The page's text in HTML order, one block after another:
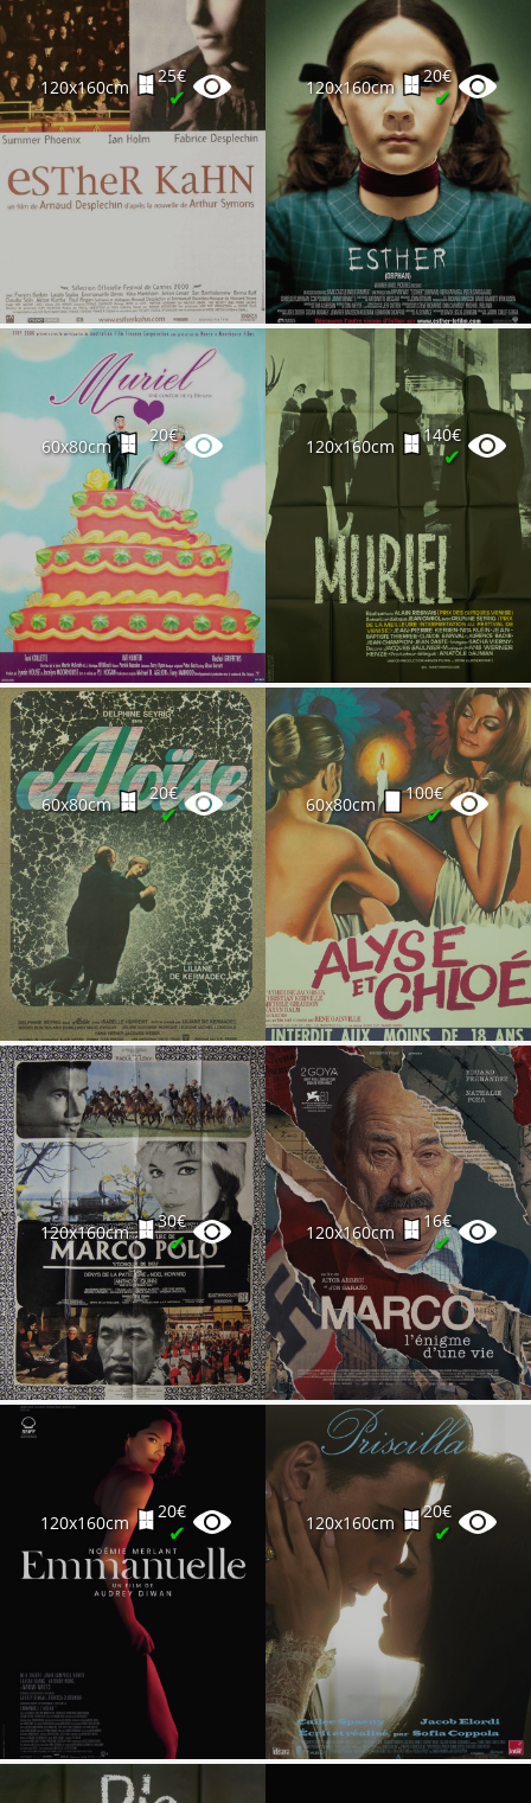
120x160cm
25€
✔ 120x160cm
20€
✔
60x80cm
20€
✔ 120x160cm
140€
✔
60x80cm
20€
✔ 60x80cm
100€
✔
120x160cm
30€
✔ 120x160cm
16€
✔
120x160cm
20€
✔ 120x160cm
20€
✔